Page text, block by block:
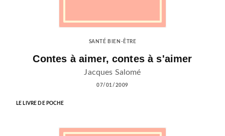
SANTÉ BIEN-ÊTRE
Contes à aimer, contes à s'aimer
Jacques Salomé
07/01/2009
LE LIVRE DE POCHE